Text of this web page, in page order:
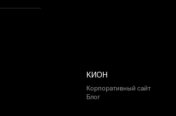
КИОН
Корпоративный сайт
Блог